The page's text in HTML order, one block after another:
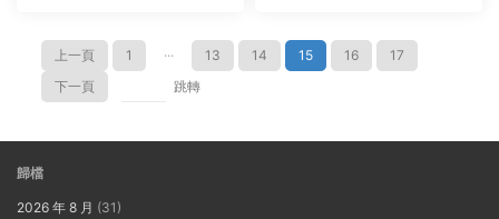
上一頁 1 ··· 13 14 15 16
17
下一頁
跳轉
歸檔
2026 年 8 月 (31)